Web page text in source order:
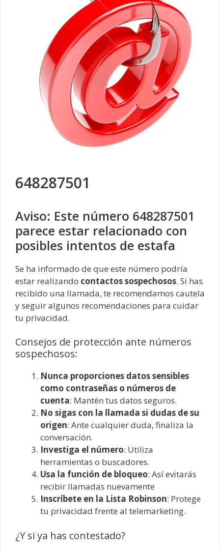
648287501
Aviso: Este número 648287501
parece estar relacionado con
posibles intentos de estafa
Se ha informado de que este número podría
estar realizando contactos sospechosos. Si has
recibido una llamada, te recomendamos cautela
y seguir algunos recomendaciones para cuidar
tu privacidad.
Consejos de protección ante números
sospechosos:
Nunca proporciones datos sensibles
como contraseñas o números de
cuenta: Mantén tus datos seguros.
No sigas con la llamada si dudas de su
origen: Ante cualquier duda, finaliza la
conversación.
Investiga el número: Utiliza
herramientas o buscadores.
Usa la función de bloqueo: Así evitarás
recibir llamadas nuevamente
Inscríbete en la Lista Robinson: Protege
tu privacidad frente al telemarketing.
¿Y si ya has contestado?